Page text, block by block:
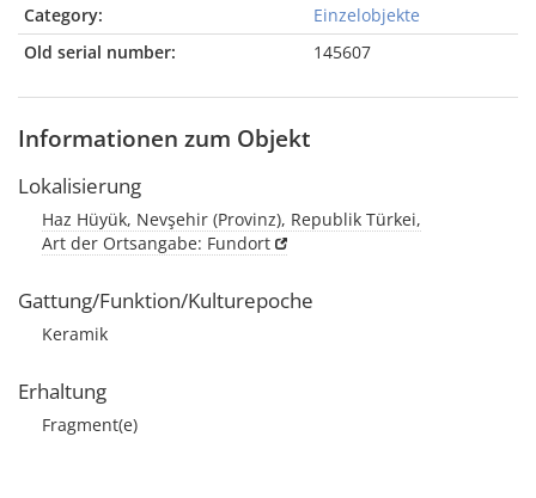
Category:
Einzelobjekte
Old serial number:
145607
Informationen zum Objekt
Lokalisierung
Haz Hüyük, Nevşehir (Provinz), Republik Türkei,
Art der Ortsangabe: Fundort
Gattung/Funktion/Kulturepoche
Keramik
Erhaltung
Fragment(e)